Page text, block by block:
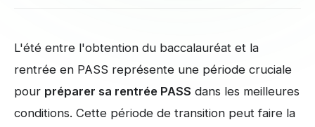
L'été entre l'obtention du baccalauréat et la
rentrée en PASS représente une période cruciale
pour préparer sa rentrée PASS dans les meilleures
conditions. Cette période de transition peut faire la